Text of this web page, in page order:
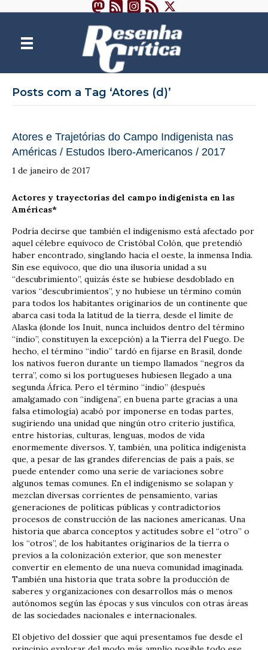
Posts com a Tag ‘Atores (d)’
Atores e Trajetórias do Campo Indigenista nas
Américas / Estudos Ibero-Americanos / 2017
1 de janeiro de 2017
Actores y trayectorias del campo indigenista en las
Américas*
Podría decirse que también el indigenismo está afectado por
aquel célebre equívoco de Cristóbal Colón, que pretendió
haber encontrado, singlando hacia el oeste, la inmensa India.
Sin ese equívoco, que dio una ilusoria unidad a su
“descubrimiento”, quizás éste se hubiese desdoblado en
varios “descubrimientos”, y no hubiese un término común
para todos los habitantes originarios de un continente que
abarca casi toda la latitud de la tierra, desde el límite de
Alaska (donde los Inuit, nunca incluidos dentro del término
“indio”, constituyen la excepción) a la Tierra del Fuego. De
hecho, el término “indio” tardó en fijarse en Brasil, donde
los nativos fueron durante un tiempo llamados “negros da
terra”, como si los portugueses hubiesen llegado a una
segunda África. Pero el término “indio” (después
amalgamado con “indígena”, en buena parte gracias a una
falsa etimología) acabó por imponerse en todas partes,
sugiriendo una unidad que ningún otro criterio justifica,
entre historias, culturas, lenguas, modos de vida
enormemente diversos. Y, también, una política indigenista
que, a pesar de las grandes diferencias de país a país, se
puede entender como una serie de variaciones sobre
algunos temas comunes. En el indigenismo se solapan y
mezclan diversas corrientes de pensamiento, varias
generaciones de políticas públicas y contradictorios
procesos de construcción de las naciones americanas. Una
historia que abarca conceptos y actitudes sobre el “otro” o
los “otros”, de los habitantes originarios de la tierra o
previos a la colonización exterior, que son menester
convertir en elemento de una nueva comunidad imaginada.
También una historia que trata sobre la producción de
saberes y organizaciones con desarrollos más o menos
autónomos según las épocas y sus vínculos con otras áreas
de las sociedades nacionales e internacionales.
El objetivo del dossier que aquí presentamos fue desde el